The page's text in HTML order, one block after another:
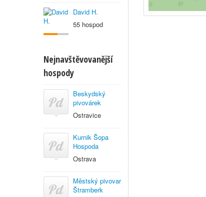
David H.
55 hospod
Nejnavštěvovanější
hospody
Beskydský
pivovárek
Ostravice
Kurnik Šopa
Hospoda
Ostrava
Městský pivovar
Štramberk